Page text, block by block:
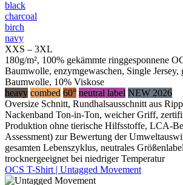
black
charcoal
birch
navy
XXS – 3XL
180g/m², 100% gekämmte ringgesponnene
Baumwolle, enzymgewaschen, Single Jersey,
Baumwolle, 10% Viskose
heavy combed 60° neutral label NEW 2026
Oversize Schnitt, Rundhalsausschnitt aus
Nackenband Ton-in-Ton, weicher Griff,
Produktion ohne tierische Hilfsstoffe, LCA-
Assessment) zur Bewertung der
gesamten Lebenszyklus, neutrales
trocknergeeignet bei niedriger Temperatur
OCS T-Shirt | Untagged Movement